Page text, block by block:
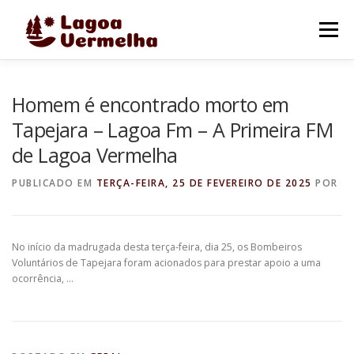
Menu
FALE CONOSCO
Homem é encontrado morto em
Tapejara – Lagoa Fm – A Primeira FM
de Lagoa Vermelha
PUBLICADO EM TERÇA-FEIRA, 25 DE FEVEREIRO DE 2025 POR
No início da madrugada desta terça-feira, dia 25, os Bombeiros
Voluntários de Tapejara foram acionados para prestar apoio a uma
ocorrência, …